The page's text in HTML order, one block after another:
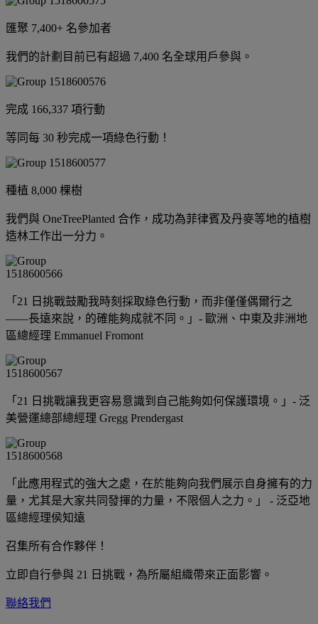
匯聚 7,400+ 名參加者
我們的計劃目前已有超過 7,400 名全球用戶參與。
完成 166,337 項行動
等同每 30 秒完成一項綠色行動！
種植 8,000 棵樹
我們與 OneTreePlanted 合作，成功為菲律賓及丹麥等地的植樹
造林工作出一分力。
「21 日挑戰鼓勵我時刻採取綠色行動，而非僅僅偶爾行之
——長遠來說，的確能夠成就不同。」- 歐洲、中東及非洲地
區總經理 Emmanuel Fromont
「21 日挑戰讓我更容易意識到自己能夠如何保護環境。」- 泛
美營運總部總經理 Gregg Prendergast
「此應用程式的強大之處，在於能夠向我們展示自身擁有的力
量，尤其是大家共同發揮的力量，不限個人之力。」 - 泛亞地
區總經理侯知遠
召集所有合作夥伴！
立即自行參與 21 日挑戰，為所屬組織帶來正面影響。
聯絡我們